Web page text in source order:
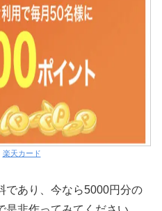
楽天カード
であり、今なら5000円分の